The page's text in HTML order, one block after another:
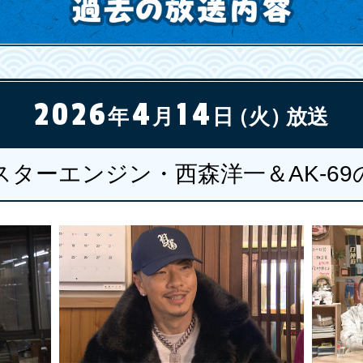
2026年4月 14 日（火）放送
ターエンジン・西森洋一＆AK-69